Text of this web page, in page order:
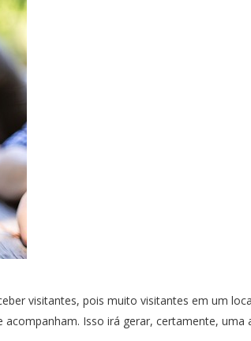
visitantes, pois muito visitantes em um
Isso irá gerar, certamente, uma